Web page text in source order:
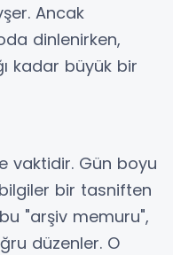
Ancak
dinlenirken,
kadar büyük bir
vaktidir. Gün boyu
bir tasniften
"arşiv memuru",
düzenler. O